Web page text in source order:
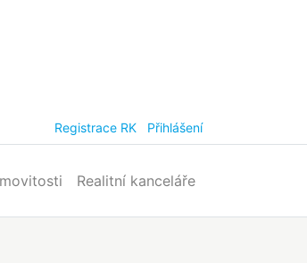
Registrace RK Přihlášení
Realitní kanceláře